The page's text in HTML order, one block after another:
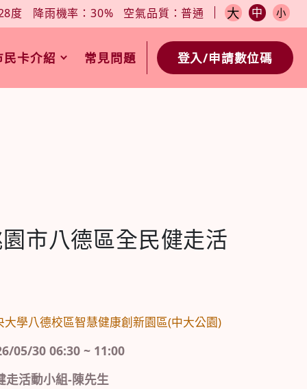
度 降雨機率：30% 空氣品質：普通 大 中 小
今日天氣：27-28度 降雨機率：30% 空氣品質：普通
民卡介紹 常見問題 登入/申請數位碼
市八德區全民健走活
大學八德校區智慧健康創新園區(中大公園)
05/30 06:30 ~ 11:00
走活動小組-陳先生